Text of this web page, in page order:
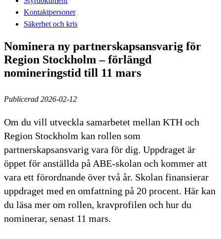
Kontaktpersoner
Säkerhet och kris
Nominera ny partnerskapsansvarig för
Region Stockholm – förlängd
nomineringstid till 11 mars
Publicerad 2026-02-12
Om du vill utveckla samarbetet mellan KTH och
Region Stockholm kan rollen som
partnerskapsansvarig vara för dig. Uppdraget är
öppet för anställda på ABE-skolan och kommer att
vara ett förordnande över två år. Skolan finansierar
uppdraget med en omfattning på 20 procent. Här kan
du läsa mer om rollen, kravprofilen och hur du
nominerar, senast 11 mars.